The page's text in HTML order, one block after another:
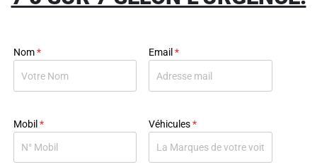
Nom* Email *
Mobil * Véhicules*